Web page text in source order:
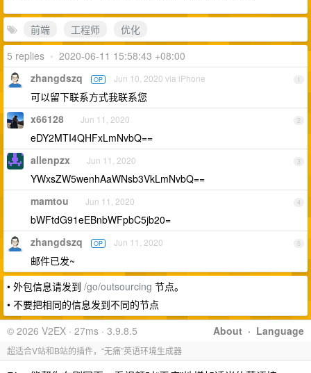
前端 工程师
优化
5 replies • 2020-06-11 15:58:43 +08:00
1
zhangdszq OP Jun 10, 2020 via iPhone
可以留下联系方式我联系您
2
x66128 Jun 11, 2020
eDY2MTI4QHFxLmNvbQ==
3
allenpzx Jun 11, 2020
YWxsZW5wenhAaWNsb3VkLmNvbQ==
4
mamtou Jun 11, 2020
bWFtdG91eEBnbWFpbC5jb20=
5
zhangdszq OP Jun 11, 2020
邮件已发~
• 外包信息请发到 /go/outsourcing 节点。
• 不要把相同的信息发到不同的节点
About · Language
© 2026 V2EX · 27ms · 3.9.8.5
超适合V站和B站的插件，“无痛”英语环境生成器